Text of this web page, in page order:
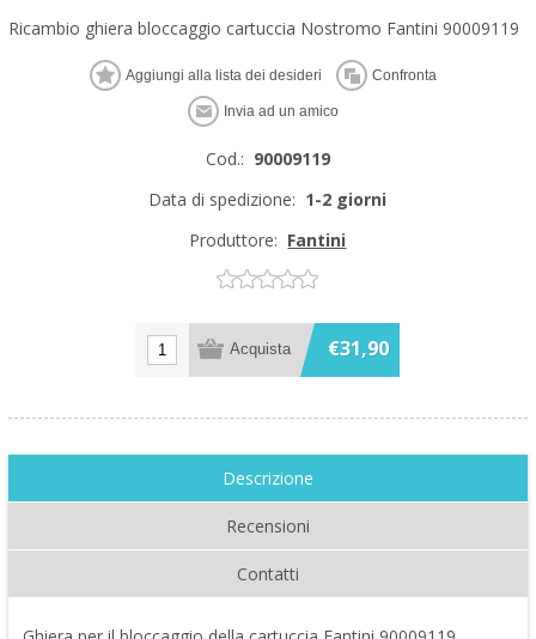
Ricambio ghiera bloccaggio cartuccia Nostromo Fantini 90009119
Cod.: 90009119
Data di spedizione: 1-2 giorni
Produttore: Fantini
€31,90
Descrizione
Recensioni
Contatti